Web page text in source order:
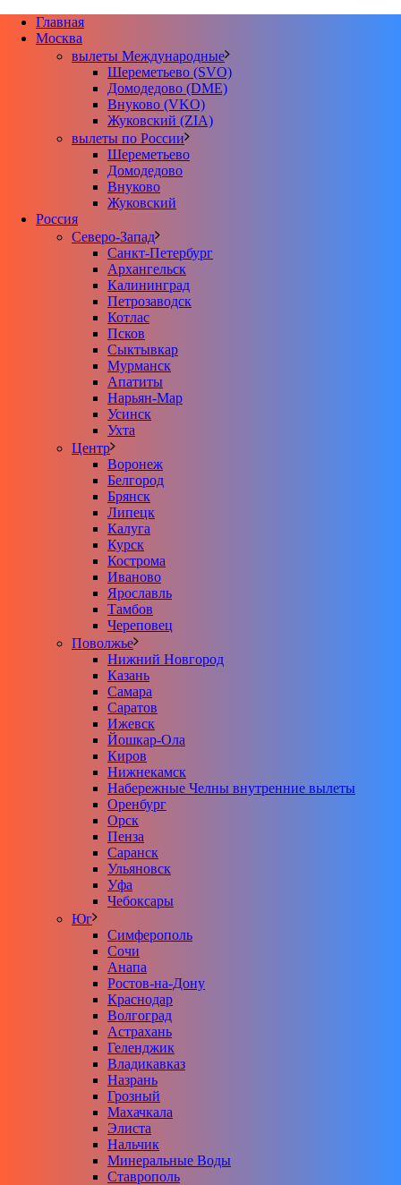
Главная
Москва
вылеты Международные
Шереметьево (SVO)
Домодедово (DME)
Внуково (VKO)
Жуковский (ZIA)
вылеты по России
Шереметьево
Домодедово
Внуково
Жуковский
Россия
Северо-Запад
Санкт-Петербург
Архангельск
Калининград
Петрозаводск
Котлас
Псков
Сыктывкар
Мурманск
Апатиты
Нарьян-Мар
Усинск
Ухта
Центр
Воронеж
Белгород
Брянск
Липецк
Калуга
Курск
Кострома
Иваново
Ярославль
Тамбов
Череповец
Поволжье
Нижний Новгород
Казань
Самара
Саратов
Ижевск
Йошкар-Ола
Киров
Нижнекамск
Набережные Челны внутренние вылеты
Оренбург
Орск
Пенза
Саранск
Ульяновск
Уфа
Чебоксары
Юг
Симферополь
Сочи
Анапа
Ростов-на-Дону
Краснодар
Волгоград
Астрахань
Геленджик
Владикавказ
Назрань
Грозный
Махачкала
Элиста
Нальчик
Минеральные Воды
Ставрополь